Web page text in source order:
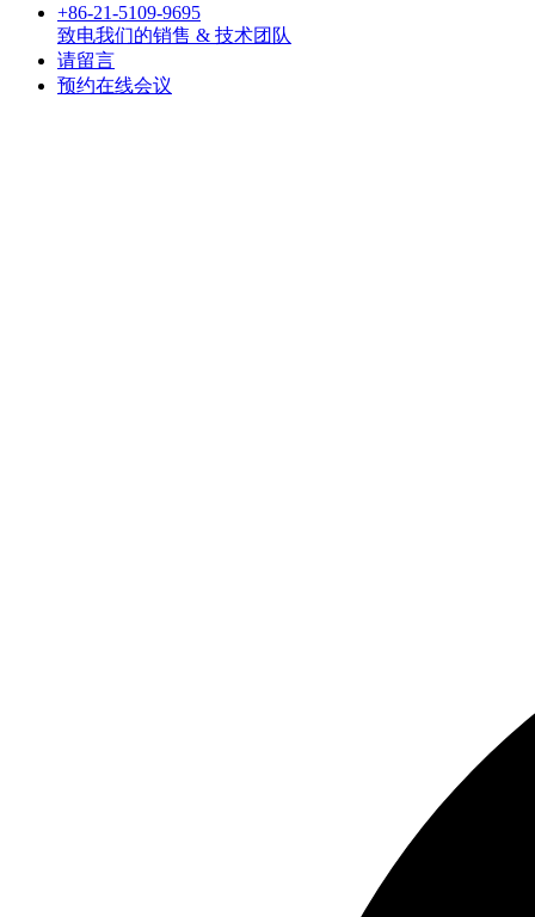
+86-21-5109-9695
致电我们的销售 & 技术团队
请留言
预约在线会议